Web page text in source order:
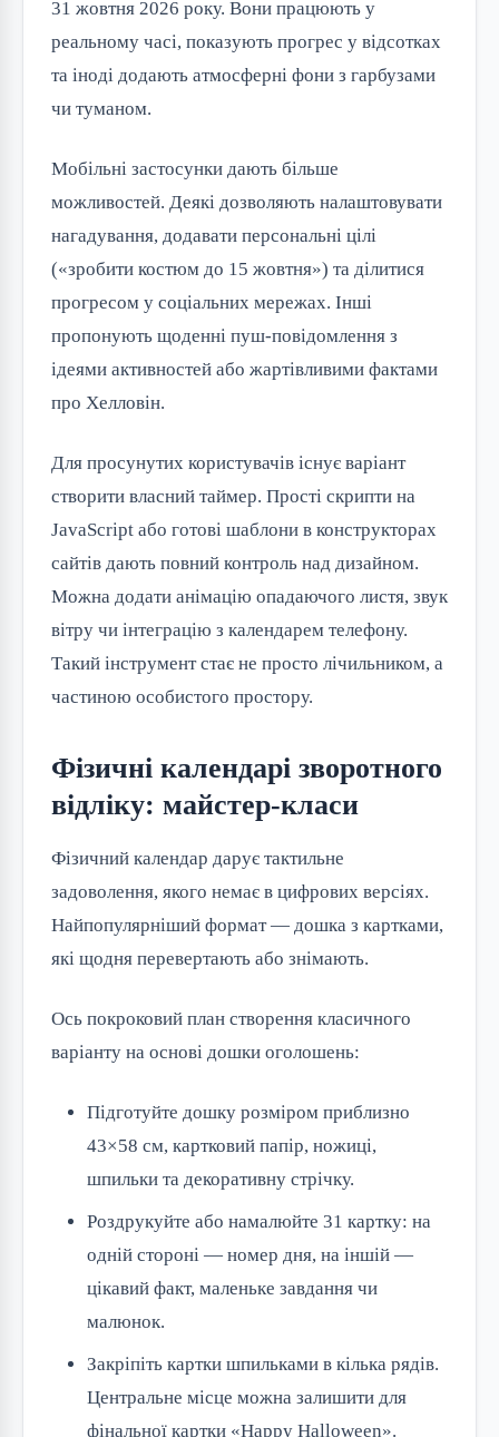
31 жовтня 2026 року. Вони працюють у
реальному часі, показують прогрес у відсотках
та іноді додають атмосферні фони з гарбузами
чи туманом.
Мобільні застосунки дають більше
можливостей. Деякі дозволяють налаштовувати
нагадування, додавати персональні цілі
(«зробити костюм до 15 жовтня») та ділитися
прогресом у соціальних мережах. Інші
пропонують щоденні пуш-повідомлення з
ідеями активностей або жартівливими фактами
про Хелловін.
Для просунутих користувачів існує варіант
створити власний таймер. Прості скрипти на
JavaScript або готові шаблони в конструкторах
сайтів дають повний контроль над дизайном.
Можна додати анімацію опадаючого листя, звук
вітру чи інтеграцію з календарем телефону.
Такий інструмент стає не просто лічильником, а
частиною особистого простору.
Фізичні календарі зворотного
відліку: майстер-класи
Фізичний календар дарує тактильне
задоволення, якого немає в цифрових версіях.
Найпопулярніший формат — дошка з картками,
які щодня перевертають або знімають.
Ось покроковий план створення класичного
варіанту на основі дошки оголошень:
Підготуйте дошку розміром приблизно
43×58 см, картковий папір, ножиці,
шпильки та декоративну стрічку.
Роздрукуйте або намалюйте 31 картку: на
одній стороні — номер дня, на іншій —
цікавий факт, маленьке завдання чи
малюнок.
Закріпіть картки шпильками в кілька рядів.
Центральне місце можна залишити для
фінальної картки «Happy Halloween».